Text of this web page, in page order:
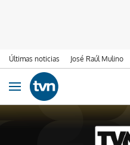
Últimas noticias José Raúl Mulino
Ir al contenido
Obrir navegació